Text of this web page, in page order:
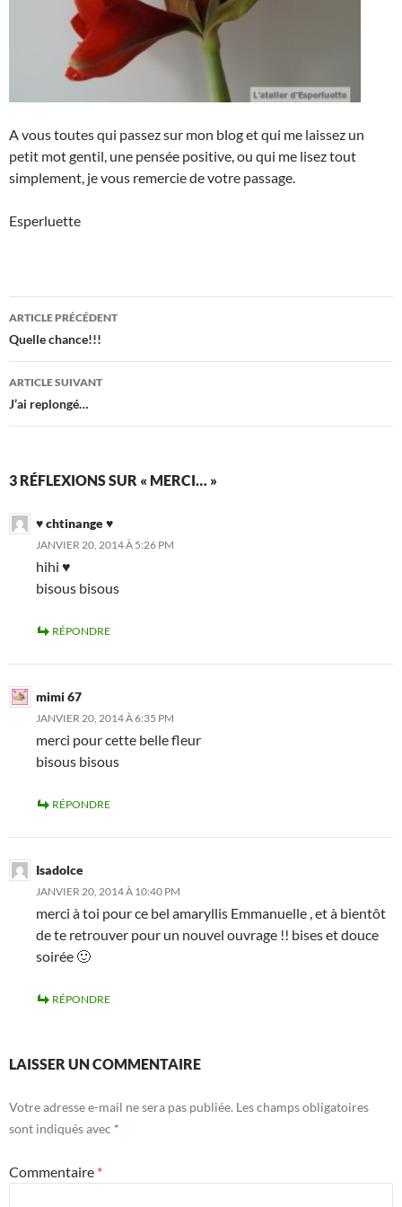
A vous toutes qui passez sur mon blog et qui me laissez un
petit mot gentil, une pensée positive, ou qui me lisez tout
simplement, je vous remercie de votre passage.
Esperluette
Navigation
des
articles
ARTICLE PRÉCÉDENT
Quelle chance!!!
ARTICLE SUIVANT
J’ai replongé…
3 RÉFLEXIONS SUR « MERCI… »
♥ chtinange ♥
JANVIER 20, 2014 À 5:26 PM
hihi ♥
bisous bisous
RÉPONDRE
mimi 67
JANVIER 20, 2014 À 6:35 PM
merci pour cette belle fleur
bisous bisous
RÉPONDRE
Isadolce
JANVIER 20, 2014 À 10:40 PM
merci à toi pour ce bel amaryllis Emmanuelle , et à bientôt
de te retrouver pour un nouvel ouvrage !! bises et douce
soirée 🙂
RÉPONDRE
LAISSER UN COMMENTAIRE
Votre adresse e-mail ne sera pas publiée. Les champs obligatoires
sont indiqués avec *
Commentaire *